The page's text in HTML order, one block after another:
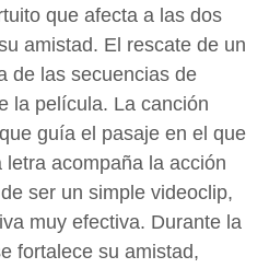
que afecta a las dos
amistad. El rescate de un
de las secuencias de
la película. La canción
guía el pasaje en el que
acompaña la acción
ser un simple videoclip,
muy efectiva. Durante la
fortalece su amistad,